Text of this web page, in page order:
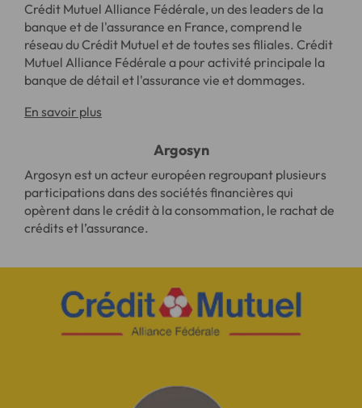
Crédit Mutuel Alliance Fédérale, un des leaders de la
banque et de l'assurance en France, comprend le
réseau du Crédit Mutuel et de toutes ses filiales. Crédit
Mutuel Alliance Fédérale a pour activité principale la
banque de détail et l'assurance vie et dommages.
En savoir plus
Argosyn
Argosyn est un acteur européen regroupant plusieurs
participations dans des sociétés financières qui
opèrent dans le crédit à la consommation, le rachat de
crédits et l’assurance.